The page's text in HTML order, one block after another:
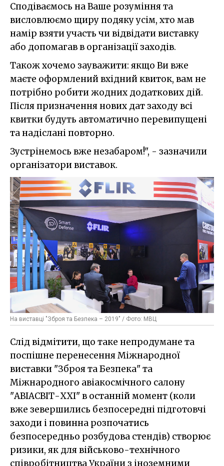
Сподіваємось на Ваше розуміння та
висловлюємо щиру подяку усім, хто мав
намір взяти участь чи відвідати виставку
або допомагав в організації заходів.
Також хочемо зауважити: якщо Ви вже
маєте оформлений вхідний квиток, вам не
потрібно робити жодних додаткових дій.
Після призначення нових дат заходу всі
квитки будуть автоматично перевипущені
та надіслані повторно.
Зустрінемось вже незабаром!", - зазначили
організатори виставок.
На виставці "Зброя та Безпека – 2019" / Фото: МВЦ
Слід відмітити, що таке непродумане та
поспішне перенесення Міжнародної
виставки "Зброя та Безпека" та
Міжнародного авіакосмічного салону
"АВІАСВІТ-ХХІ" в останній момент (коли
вже зевершились безпосередні підготовчі
заходи і повинна розпочатись
безпосередньо розбудова стендів) створює
ризики, як для військово-технічного
співробітництва України з іноземними